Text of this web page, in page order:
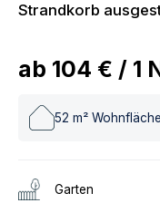
Strandkorb
ab 104 € / 1
52 m² Wohnfläche
Garten